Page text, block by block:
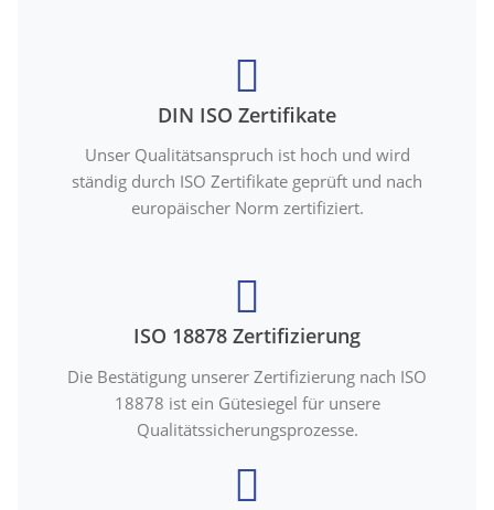
DIN ISO Zertifikate
Unser Qualitätsanspruch ist hoch und wird
ständig durch ISO Zertifikate geprüft und nach
europäischer Norm zertifiziert.
ISO 18878 Zertifizierung
Die Bestätigung unserer Zertifizierung nach ISO
18878 ist ein Gütesiegel für unsere
Qualitätssicherungsprozesse.